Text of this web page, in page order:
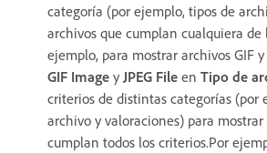
categoría (por ejemplo, tipos de
archivos que cumplan cualquiera de
ejemplo, para mostrar archivos GIF y
GIF Image y JPEG File en Tipo de
criterios de distintas categorías (por
archivo y valoraciones) para
cumplan todos los criterios.Por